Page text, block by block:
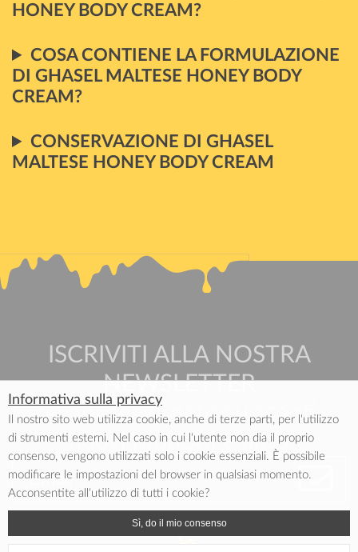
HONEY BODY CREAM?
COSA CONTIENE LA FORMULAZIONE
DI GHASEL MALTESE HONEY BODY
CREAM?
CONSERVAZIONE DI GHASEL
MALTESE HONEY BODY CREAM
ISCRIVITI ALLA NOSTRA
NEWSLETTER
rimani aggiornato su sconti,
nuovi prodotti e altro
Informativa sulla privacy
Il nostro sito web utilizza cookie, anche di terze parti, per l‘utilizzo
di strumenti esterni. Nel caso in cui l‘utente non dia il proprio
consenso, vengono utilizzati solo i cookie essenziali. È possibile
modificare le impostazioni del browser in qualsiasi momento.
Acconsentite all‘utilizzo di tutti i cookie?
Sì, do il mio consenso